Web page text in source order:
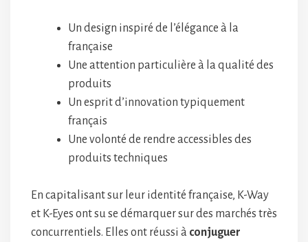
Un design inspiré de l’élégance à la
française
Une attention particulière à la qualité des
produits
Un esprit d’innovation typiquement
français
Une volonté de rendre accessibles des
produits techniques
En capitalisant sur leur identité française, K-Way
et K-Eyes ont su se démarquer sur des marchés très
concurrentiels. Elles ont réussi à conjuguer